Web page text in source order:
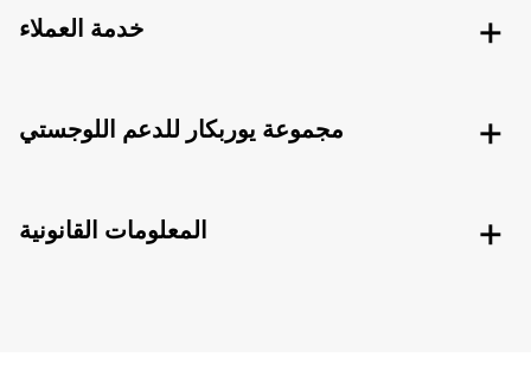
خدمة العملاء
مجموعة يوربكار للدعم اللوجستي
المعلومات القانونية